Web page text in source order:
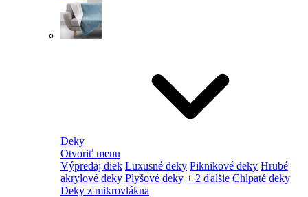
Deky
Otvoriť menu
Výpredaj diek Luxusné deky Piknikové deky Hrubé
akrylové deky Plyšové deky + 2 ďalšie Chlpaté deky
Deky z mikrovlákna